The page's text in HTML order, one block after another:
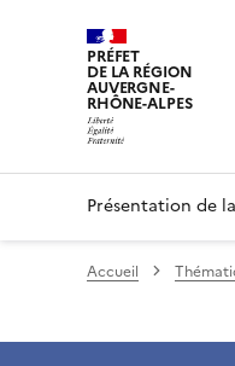
PRÉFET
DE LA RÉGION
AUVERGNE-
RHÔNE-ALPES
Présentation de
Accueil